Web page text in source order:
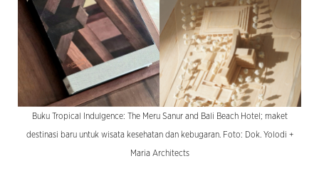
Buku Tropical Indulgence: The Meru Sanur and Bali Beach Hotel; maket
destinasi baru untuk wisata kesehatan dan kebugaran. Foto: Dok. Yolodi +
Maria Architects